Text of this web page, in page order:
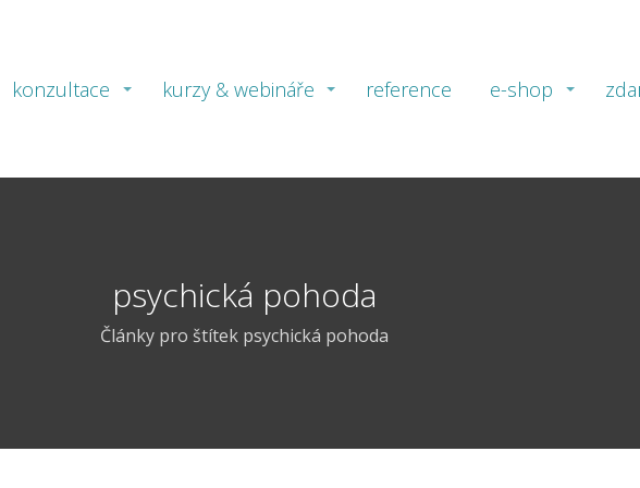
konzultace kurzy & webináře reference e-shop
psychická pohoda
Články pro štítek psychická pohoda